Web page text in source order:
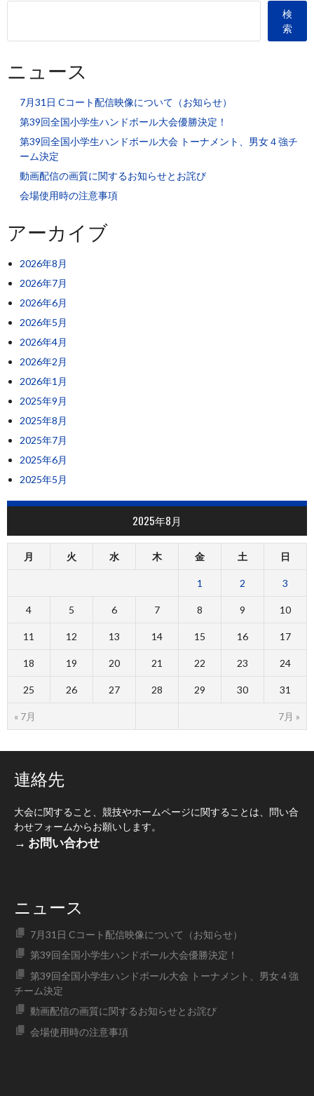
検
索
ニュース
7月31日 Cコート配信映像について（お知らせ）
第39回全国小学生ハンドボール大会優勝決定！
第39回全国小学生ハンドボール大会 トーナメント、男女４強チ
ーム決定
動画配信の画質に関するお知らせとお詫び
会場使用時の注意事項
アーカイブ
2026年8月
2026年7月
2026年6月
2026年5月
2026年4月
2026年2月
2026年1月
2025年9月
2025年8月
2025年7月
2025年6月
2025年5月
2025年8月
月 火 水 木 金 土 日
« 7月 7月 »
1 2 3
4 5 6 7 8 9 10
11 12 13 14 15 16 17
18 19 20 21 22 23 24
25 26 27 28 29 30 31
連絡先
大会に関すること、競技やホームページに関することは、問い合
わせフォームからお願いします。
→ お問い合わせ
ニュース
7月31日 Cコート配信映像について（お知らせ）
第39回全国小学生ハンドボール大会優勝決定！
第39回全国小学生ハンドボール大会 トーナメント、男女４強
チーム決定
動画配信の画質に関するお知らせとお詫び
会場使用時の注意事項